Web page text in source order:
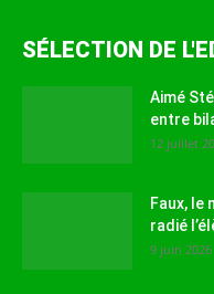
SÉLECTION DE
Aimé
entre
12 juillet
Faux, le
radié
9 juin 2026